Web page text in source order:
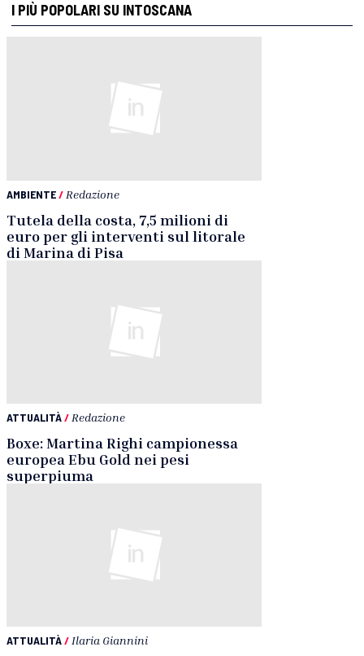
I PIÙ POPOLARI SU INTOSCANA
AMBIENTE/ Redazione
Tutela della costa, 7,5 milioni di
euro per gli interventi sul litorale
di Marina di Pisa
ATTUALITÀ/ Redazione
Boxe: Martina Righi campionessa
europea Ebu Gold nei pesi
superpiuma
ATTUALITÀ/Ilaria Giannini